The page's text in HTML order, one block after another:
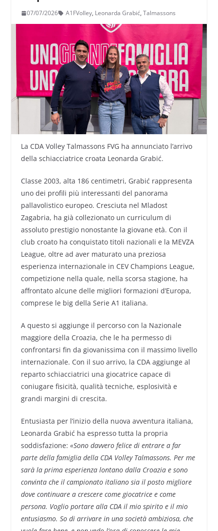
con l’ingaggio della
croata Leonarda Grabić
07/07/2026 A1FVolley, Leonarda Grabić, Talmassons
La CDA Volley Talmassons FVG ha annunciato l’arrivo
della schiacciatrice croata Leonarda Grabić.
Classe 2003, alta 186 centimetri, Grabić rappresenta
uno dei profili più interessanti del panorama
pallavolistico europeo. Cresciuta nel Mladost
Zagabria, ha già collezionato un curriculum di
assoluto prestigio nonostante la giovane età. Con il
club croato ha conquistato titoli nazionali e la MEVZA
League, oltre ad aver maturato una preziosa
esperienza internazionale in CEV Champions League,
competizione nella quale, nella scorsa stagione, ha
affrontato alcune delle migliori formazioni d’Europa,
comprese le big della Serie A1 italiana.
A questo si aggiunge il percorso con la Nazionale
maggiore della Croazia, che le ha permesso di
confrontarsi fin da giovanissima con il massimo livello
internazionale. Con il suo arrivo, la CDA aggiunge al
reparto schiacciatrici una giocatrice capace di
coniugare fisicità, qualità tecniche, esplosività e
grandi margini di crescita.
Entusiasta per l’inizio della nuova avventura italiana,
Leonarda Grabić ha espresso tutta la propria
soddisfazione: «Sono davvero felice di entrare a far
parte della famiglia della CDA Volley Talmassons. Per me
sarà la prima esperienza lontano dalla Croazia e sono
convinta che il campionato italiano sia il posto migliore
dove continuare a crescere come giocatrice e come
persona. Voglio portare alla CDA il mio spirito e il mio
entusiasmo. So di arrivare in una società ambiziosa, che